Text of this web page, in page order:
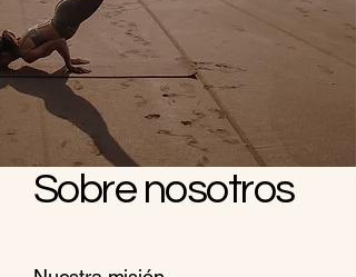
Sobre nosotros